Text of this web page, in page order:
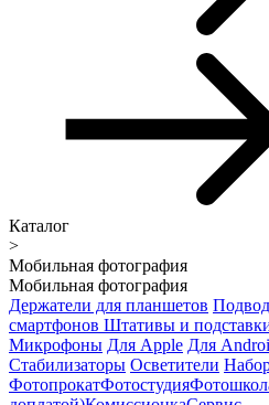
Каталог
>
Мобильная фотография
Мобильная фотография
Держатели для планшетов
смартфонов Штативы и
Микрофоны Для Apple Для
Стабилизаторы Осветители
ФотопрокатФотостудия